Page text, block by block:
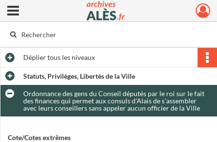
Archives municipales d'Alès
Ouvrir le menu déroulant
Dépliertous les niveaux
Statuts, Privilèges, Libertés de la Ville
Ordonnance des gens du Conseil députés par le roi sur le fait
des finances qui permet aux consuls d'Alais de s'assembler
avec leurs conseillers sans appeler aucun officier de la Ville
Cote/Cotes extrêmes